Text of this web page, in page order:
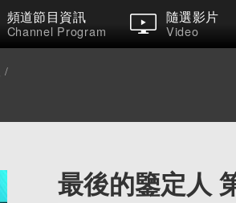
頻道節目資訊
Channel Program
隨選影片
Video
最後的鑒定人